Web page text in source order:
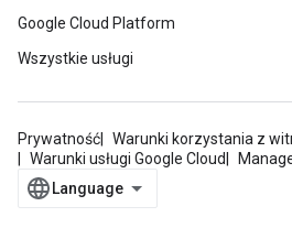
Google Cloud Platform
Wszystkie usługi
Prywatność
Warunki korzystania z
Warunki usługi Google Cloud